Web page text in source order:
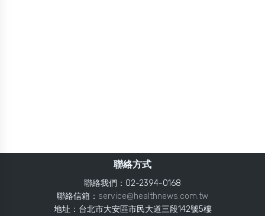
聯絡方式
聯絡我們：02-2394-0168
聯絡信箱： service@healthnews.com.tw
地址：台北市大安區市民大道三段142號5樓